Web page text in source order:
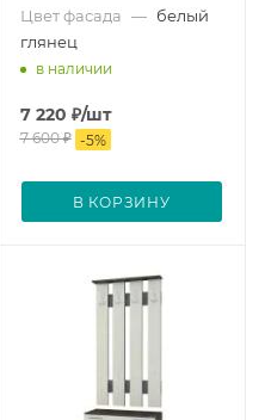
Цвет фасада — белый
глянец
в наличии
7 220 ₽/шт
7 600₽ -5%
В КОРЗИНУ